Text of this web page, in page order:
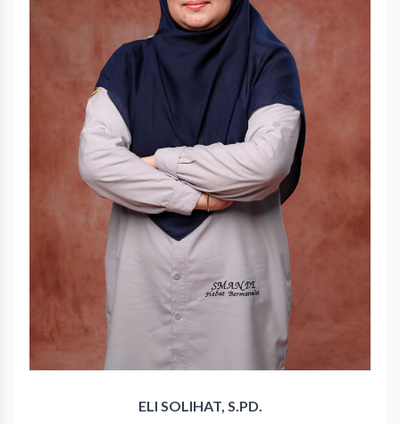
ELI SOLIHAT, S.PD.